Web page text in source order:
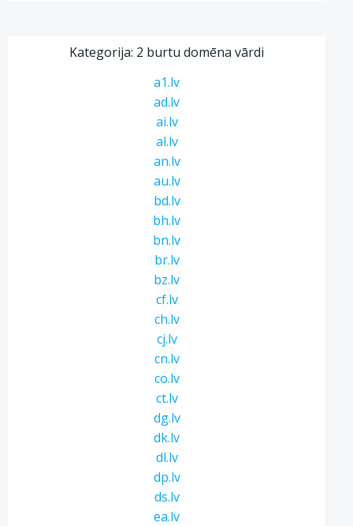
Kategorija: 2 burtu domēna vārdi
a1.lv
ad.lv
ai.lv
al.lv
an.lv
au.lv
bd.lv
bh.lv
bn.lv
br.lv
bz.lv
cf.lv
ch.lv
cj.lv
cn.lv
co.lv
ct.lv
dg.lv
dk.lv
dl.lv
dp.lv
ds.lv
ea.lv